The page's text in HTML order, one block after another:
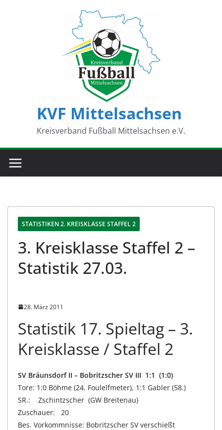
KVF Mittelsachsen
Kreisverband Fußball Mittelsachsen e.V.
STATISTIKEN 2. KREISKLASSE STAFFEL 2
3. Kreisklasse Staffel 2 –
Statistik 27.03.
28. März 2011
Statistik 17. Spieltag – 3.
Kreisklasse / Staffel 2
SV Bräunsdorf II – Bobritzscher SV III 1:1 (1:0)
Tore: 1:0 Böhme (24. Foulelfmeter), 1:1 Gabler (58.)
SR.: Zschintzscher (GW Breitenau)
Zuschauer: 20
Bes. Vorkommnisse: Bobritzscher SV verschießt